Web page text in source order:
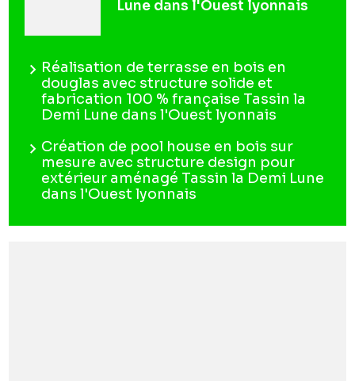
Lune dans l'Ouest lyonnais
Réalisation de terrasse en bois en
douglas avec structure solide et
fabrication 100 % française Tassin la
Demi Lune dans l'Ouest lyonnais
Création de pool house en bois sur
mesure avec structure design pour
extérieur aménagé Tassin la Demi Lune
dans l'Ouest lyonnais